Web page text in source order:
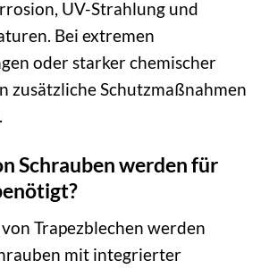
UV-Strahlung und
Bei extremen
oder starker chemischer
zusätzliche Schutzmaßnahmen
Schrauben werden für
Trapezblechen werden
mit integrierter